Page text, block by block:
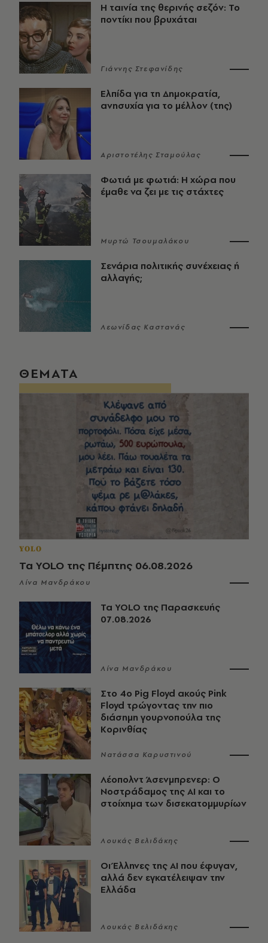
Η ταινία της θερινής σεζόν: Το
ποντίκι που βρυχάται
Γιάννης Στεφανίδης
Ελπίδα για τη Δημοκρατία,
ανησυχία για το μέλλον (της)
Αριστοτέλης Σταμούλας
Φωτιά με φωτιά: Η χώρα που
έμαθε να ζει με τις στάχτες
Μυρτώ Τσουμαλάκου
Σενάρια πολιτικής συνέχειας ή
αλλαγής;
Λεωνίδας Καστανάς
ΘΕΜΑΤΑ
YOLO
Τα YOLO της Πέμπτης 06.08.2026
Λίνα Μανδράκου
Τα YOLO της Παρασκευής
07.08.2026
Λίνα Μανδράκου
Στο 4ο Pig Floyd ακούς Pink
Floyd τρώγοντας την πιο
διάσημη γουρνοπούλα της
Κορινθίας
Νατάσσα Καρυστινού
Λέοπολντ Άσενμπρενερ: Ο
Νοστράδαμος της AI και το
στοίχημα των δισεκατομμυρίων
Λουκάς Βελιδάκης
Οι Έλληνες της ΑΙ που έφυγαν,
αλλά δεν εγκατέλειψαν την
Ελλάδα
Λουκάς Βελιδάκης